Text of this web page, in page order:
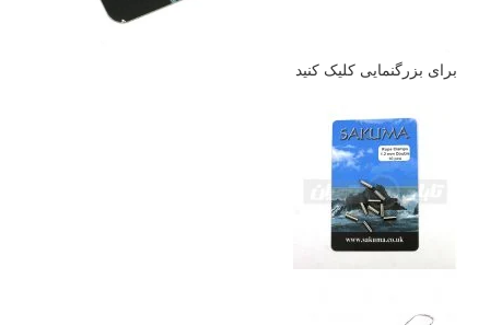
برای بزرگنمایی کلیک کنید